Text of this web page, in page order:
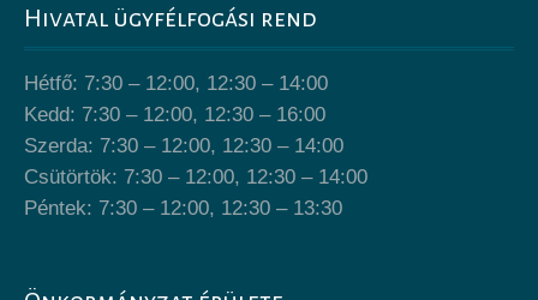
Hivatal ügyfélfogási rend
Hétfő: 7:30 – 12:00, 12:30 – 14:00
Kedd: 7:30 – 12:00, 12:30 – 16:00
Szerda: 7:30 – 12:00, 12:30 – 14:00
Csütörtök: 7:30 – 12:00, 12:30 – 14:00
Péntek: 7:30 – 12:00, 12:30 – 13:30